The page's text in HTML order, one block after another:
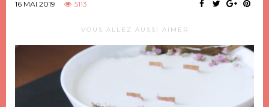
16 MAI 2019 5113
VOUS ALLEZ AUSSI AIMER